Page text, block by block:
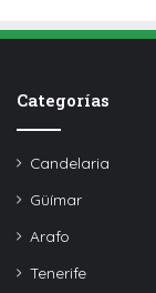
Categorías
Candelaria
Güímar
Arafo
Tenerife